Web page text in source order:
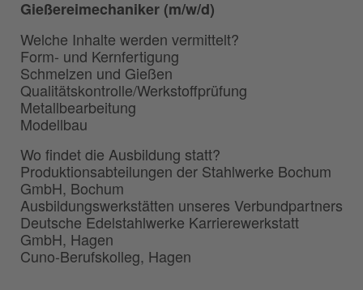
Gießereimechaniker (m/w/d)
Welche Inhalte werden vermittelt?
Form- und Kernfertigung
Schmelzen und Gießen
Qualitätskontrolle/Werkstoffprüfung
Metallbearbeitung
Modellbau
Wo findet die Ausbildung statt?
Produktionsabteilungen der Stahlwerke Bochum
GmbH, Bochum
Ausbildungswerkstätten unseres Verbundpartners
Deutsche Edelstahlwerke Karrierewerkstatt
GmbH, Hagen
Cuno-Berufskolleg, Hagen